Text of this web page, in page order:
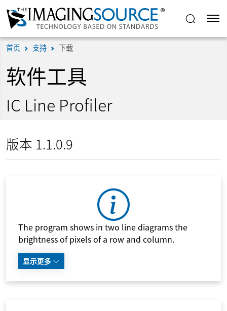
首页 支持 下载
软件工具
IC Line Profiler
版本 1.1.0.9
The program shows in two line diagrams the
brightness of pixels of a row and column.
显示更多